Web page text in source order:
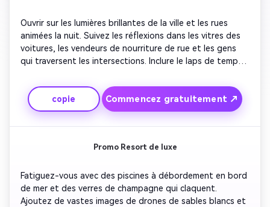
Ouvrir sur les lumières brillantes de la ville et les rues
animées la nuit. Suivez les réflexions dans les vitres des
voitures, les vendeurs de nourriture de rue et les gens
qui traversent les intersections. Inclure le laps de temps
des scènes de café, des marchés et des toits. Créez un
edit rythmique qui semble urbain et rapide, idéal pour le
rouleau d'un influenceur de voyage.
copie Commencez gratuitement ↗
Promo Resort de luxe
Fatiguez-vous avec des piscines à débordement en bord
de mer et des verres de champagne qui claquent.
Ajoutez de vastes images de drones de sables blancs et